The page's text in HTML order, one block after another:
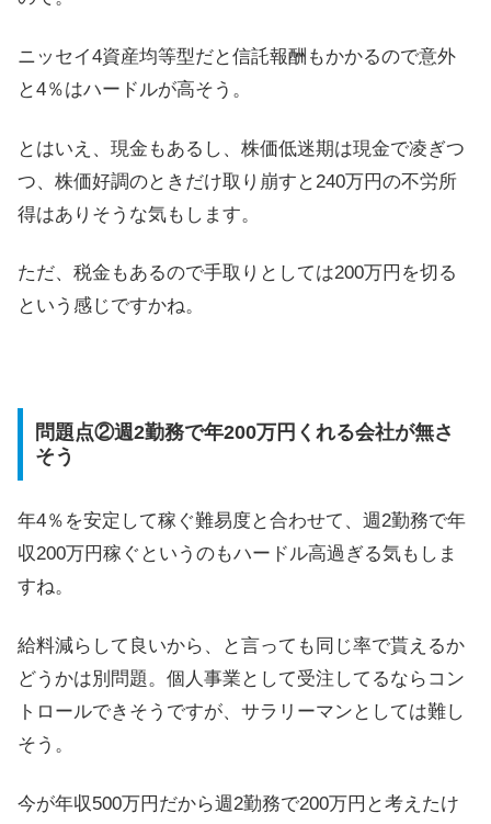
ニッセイ4資産均等型だと信託報酬もかかるので意外
と4％はハードルが高そう。
とはいえ、現金もあるし、株価低迷期は現金で凌ぎつ
つ、株価好調のときだけ取り崩すと240万円の不労所
得はありそうな気もします。
ただ、税金もあるので手取りとしては200万円を切る
という感じですかね。
問題点②週2勤務で年200万円くれる会社が無さ
そう
年4％を安定して稼ぐ難易度と合わせて、週2勤務で年
収200万円稼ぐというのもハードル高過ぎる気もしま
すね。
給料減らして良いから、と言っても同じ率で貰えるか
どうかは別問題。個人事業として受注してるならコン
トロールできそうですが、サラリーマンとしては難し
そう。
今が年収500万円だから週2勤務で200万円と考えたけ